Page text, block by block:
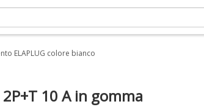
ELAPLUG colore bianco
10 A in gomma